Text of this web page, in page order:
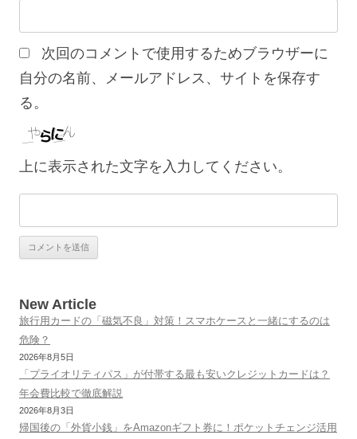
次回のコメントで使用するためブラウザーに
自分の名前、メールアドレス、サイトを保存す
る。
上に表示された文字を入力してください。
New Article
旅行用カードの「磁気不良」対策！スマホケースと一緒にするのは
危険？
2026年8月5日
「プライオリティパス」が付帯する最も安いクレジットカードは？
年会費比較で徹底解説
2026年8月3日
帰国後の「外貨小銭」をAmazonギフト券に！ポケットチェンジ活用